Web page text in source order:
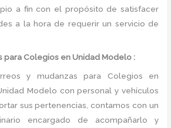
a fin con el propósito de satisfacer
a la hora de requerir un servicio de
para Colegios en Unidad Modelo :
y mudanzas para Colegios en
Modelo con personal y vehículos
sus pertenencias, contamos con un
encargado de acompañarlo y